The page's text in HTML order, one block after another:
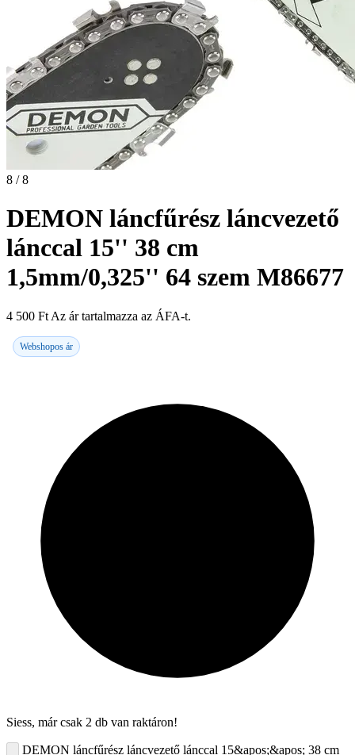
8 / 8
DEMON láncfűrész láncvezető
lánccal 15'' 38 cm
1,5mm/0,325'' 64 szem M86677
4 500 Ft Az ár tartalmazza az ÁFA-t.
Webshopos ár
Siess, már csak 2 db van raktáron!
DEMON láncfűrész láncvezető lánccal 15&apos;&apos; 38 cm